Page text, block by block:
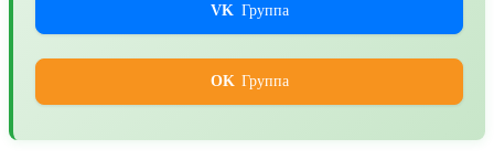
VK Группа
OK Группа